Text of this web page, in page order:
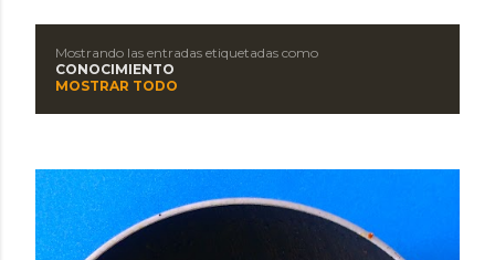
n
t
r
a
Mostrando las entradas etiquetadas como
CONOCIMIENTO
MOSTRAR TODO